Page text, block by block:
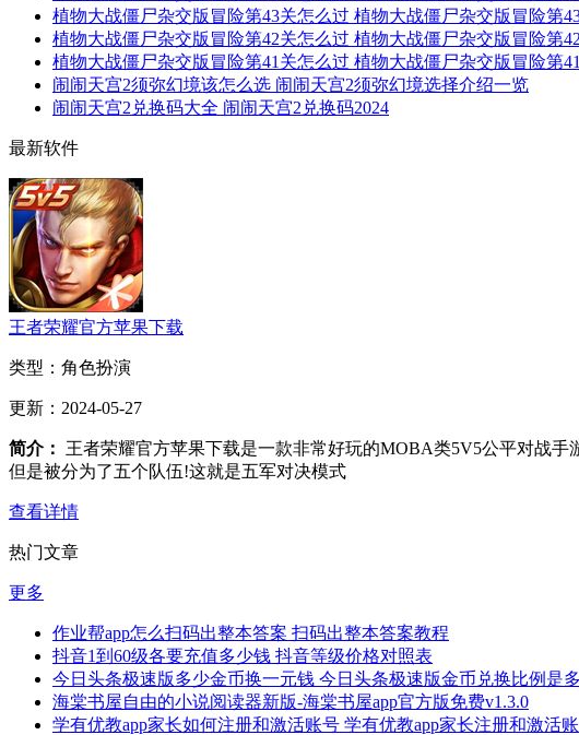
植物大战僵尸杂交版冒险第43关怎么过 植物大战僵尸杂交版冒险第
植物大战僵尸杂交版冒险第42关怎么过 植物大战僵尸杂交版冒险第
植物大战僵尸杂交版冒险第41关怎么过 植物大战僵尸杂交版冒险第
闹闹天宫2须弥幻境该怎么选 闹闹天宫2须弥幻境选择介绍一览
闹闹天宫2兑换码大全 闹闹天宫2兑换码2024
最新软件
王者荣耀官方苹果下载
类型： 角色扮演
更新： 2024-05-27
简介：
王者荣耀官方苹果下载是一款非常好玩的MOBA类5V5公平对战
但是被分为了五个队伍!这就是五军对决模式
查看详情
热门文章
更多
作业帮app怎么扫码出整本答案 扫码出整本答案教程
抖音1到60级各要充值多少钱 抖音等级价格对照表
今日头条极速版多少金币换一元钱 今日头条极速版金币兑换比例是
海棠书屋自由的小说阅读器新版-海棠书屋app官方版免费v1.3.0
学有优教app家长如何注册和激活账号 学有优教app家长注册和激活